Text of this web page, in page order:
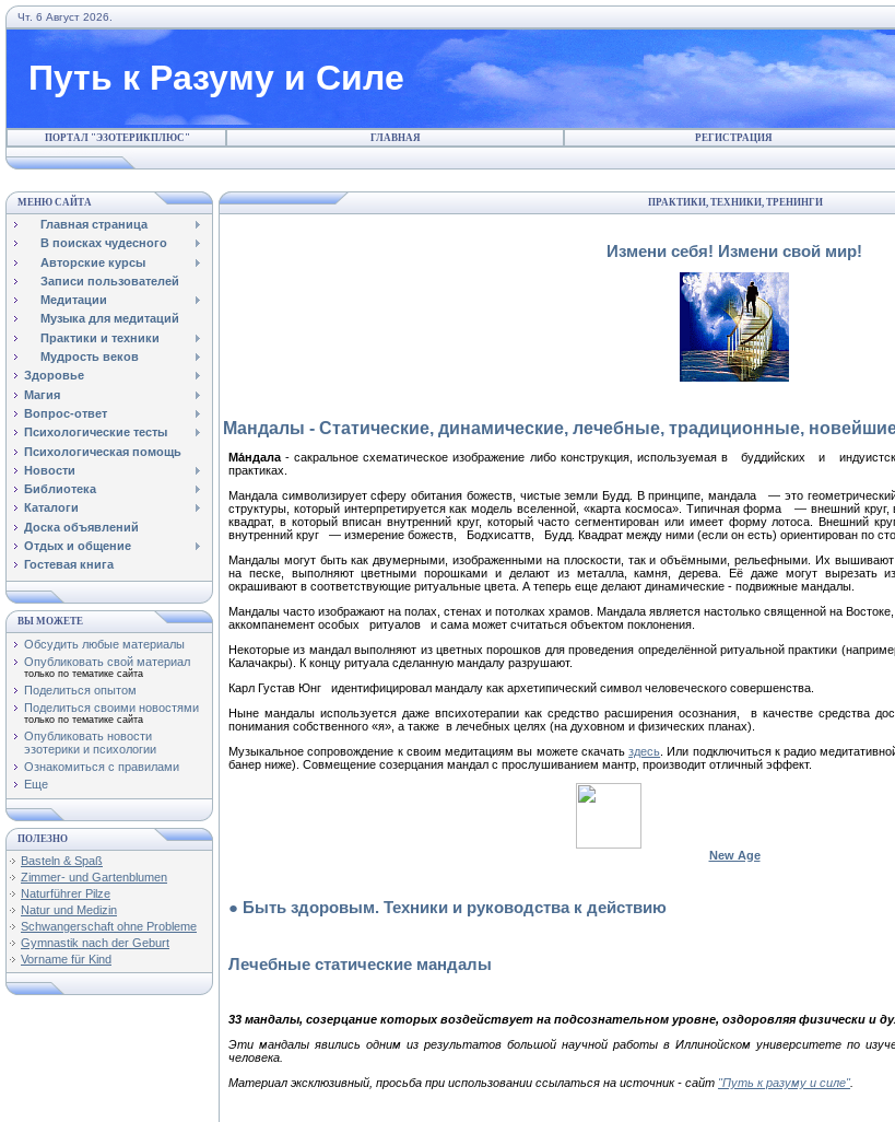
Чт. 6 Август 2026.
Путь к Разуму и Силе
ПОРТАЛ "ЭЗОТЕРИКПЛЮС" ГЛАВНАЯ РЕГИСТРАЦИЯ
МЕНЮ САЙТА
Главная страница
В поисках чудесного
Авторские курсы
Записи пользователей
Медитации
Музыка для медитаций
Практики и техники
Мудрость веков
Здоровье
Магия
Вопрос-ответ
Психологические тесты
Психологическая помощь
Новости
Библиотека
Каталоги
Доска объявлений
Отдых и общение
Гостевая книга
ВЫ МОЖЕТЕ
Обсудить любые материалы
Опубликовать свой материал
только по тематике сайта
Поделиться опытом
Поделиться своими новостями
только по тематике сайта
Опубликовать новости
эзотерики и психологии
Ознакомиться с правилами
Еще
ПОЛЕЗНО
Basteln & Spaß
Zimmer- und Gartenblumen
Naturführer Pilze
Natur und Medizin
Schwangerschaft ohne Probleme
Gymnastik nach der Geburt
Vorname für Kind
ПРАКТИКИ, ТЕХНИКИ, ТРЕНИНГИ
Измени себя! Измени свой мир!
Мандалы - Статические, динамические, лечебные, традиционные,
Ма́ндала- сакральное схематическое изображение либо конструкция, используемая в буддийских и
практиках.
Мандала символизирует сферу обитания божеств, чистые земли Будд. В принципе, мандала — это
структуры, который интерпретируется как модель вселенной, «карта космоса». Типичная форма — внешний круг,
квадрат, в который вписан внутренний круг, который часто сегментирован или имеет форму лотоса. Внешний
внутренний круг — измерение божеств, Бодхисаттв, Будд. Квадрат между ними (если он есть) ориентирован по
Мандалы могут быть как двумерными, изображенными на плоскости, так и объёмными, рельефными. Их вышивают
на песке, выполняют цветными порошками и делают из металла, камня, дерева. Её даже могут вырезать
окрашивают в соответствующие ритуальные цвета. А теперь еще делают динамические - подвижные мандалы.
Мандалы часто изображают на полах, стенах и потолках храмов. Мандала является настолько священной на
аккомпанемент особых ритуалов и сама может считаться объектом поклонения.
Некоторые из мандал выполняют из цветных порошков для проведения определённой ритуальной практики
Калачакры). К концу ритуала сделанную мандалу разрушают.
Карл Густав Юнг идентифицировал мандалу как архетипический символ человеческого совершенства.
Ныне мандалы используется даже впсихотерапии как средство расширения осознания, в качестве средства
понимания собственного «я», а также в лечебных целях (на духовном и физических планах).
Музыкальное сопровождение к своим медитациям вы можете скачатьздесь . Или подключиться к радио
банер ниже). Совмещение созерцания мандал с прослушиванием мантр, производит отличный эффект.
New Age
● Быть здоровым. Техники и руководства к действию
Лечебные статические мандалы
33 мандалы, созерцание которых воздействует на подсознательном уровне, оздоровляя физически и
Эти мандалы явились одним из результатов большой научной работы в Иллинойском университете по
человека.
Материал эксклюзивный, просьба при использовании ссылаться на источник - сайт "Путь к разуму и силе".